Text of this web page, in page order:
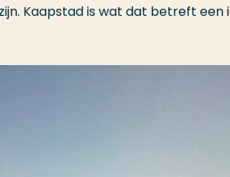
Kaapstad is wat dat betreft een